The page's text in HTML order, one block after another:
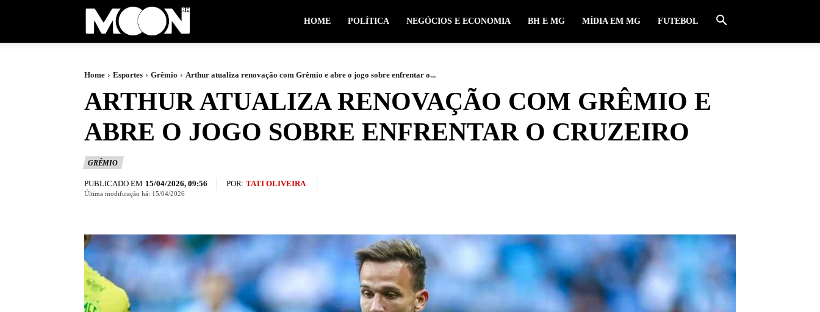
HOME POLÍTICA NEGÓCIOS E ECONOMIA BH E MG MÍDIA EM MG FUTEBOL
Home Esportes Grêmio Arthur atualiza renovação com Grêmio e abre o jogo sobre enfrentar o...
ARTHUR ATUALIZA RENOVAÇÃO COM GRÊMIO E
ABRE O JOGO SOBRE ENFRENTAR O CRUZEIRO
GRÊMIO
PUBLICADO EM 15/04/2026, 09:56 POR: TATI OLIVEIRA
Última modificação há: 15/04/2026